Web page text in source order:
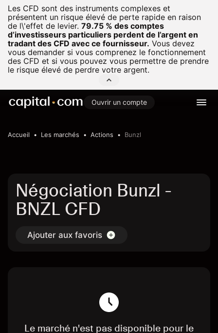
Les CFD sont des instruments complexes et
présentent un risque élevé de perte rapide en raison
de l\'effet de levier. 79.75 % des comptes
d’investisseurs particuliers perdent de l’argent en
tradant des CFD avec ce fournisseur. Vous devez
vous demander si vous comprenez le fonctionnement
des CFD et si vous pouvez vous permettre de prendre
le risque élevé de perdre votre argent.
Ouvrir un compte
Accueil Les marchés Actions Bunzl
Négociation Bunzl -
BNZL CFD
Ajouter aux favoris
Le marché n'est pas disponible pour le